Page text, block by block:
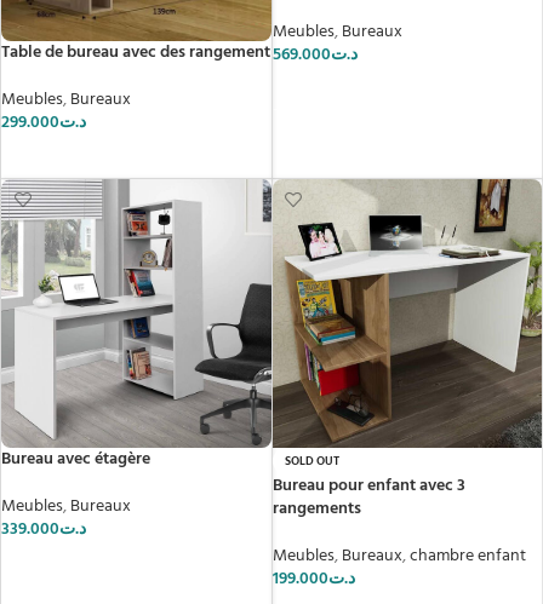
Table de bureau avec des rangement
Meubles,Bureaux
د.ت299.000
Meubles,Bureaux
د.ت569.000
Bureau avec étagère
Meubles,Bureaux
د.ت339.000
SOLD OUT
Bureau pour enfant avec 3
rangements
Meubles,Bureaux,chambre enfant
د.ت199.000